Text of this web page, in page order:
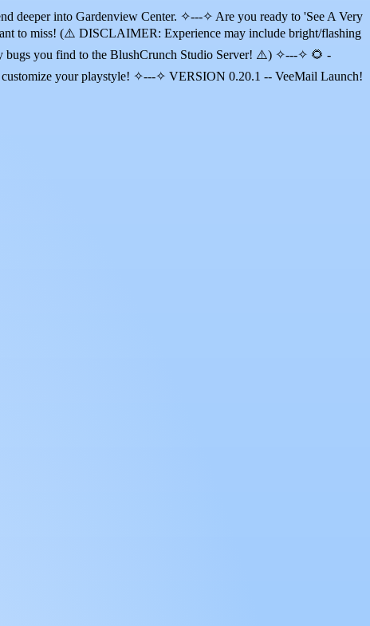
deeper into Gardenview Center. ✧---✧ Are you ready to 'See A Very
to miss! (⚠️ DISCLAIMER: Experience may include bright/flashing
bugs you find to the BlushCrunch Studio Server! ⚠️) ✧---✧ 🌻 -
customize your playstyle! ✧---✧ VERSION 0.20.1 -- VeeMail Launch!